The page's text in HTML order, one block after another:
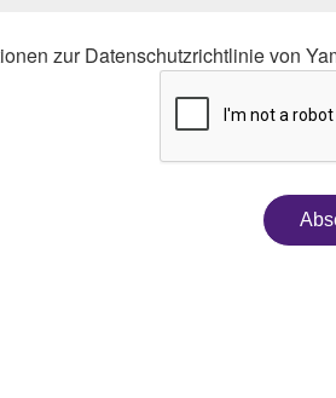
zur Datenschutzrichtlinie von